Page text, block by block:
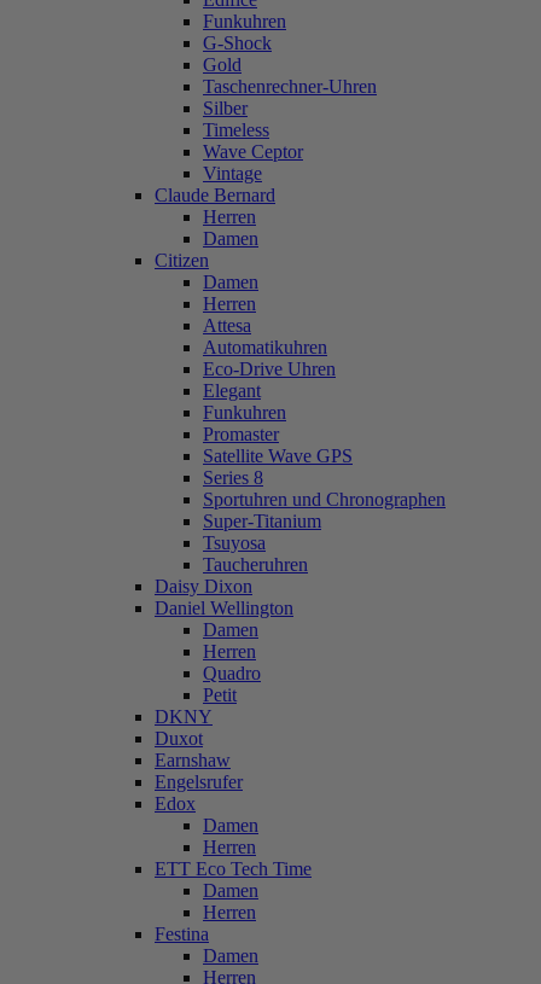
Funkuhren
G-Shock
Gold
Taschenrechner-Uhren
Silber
Timeless
Wave Ceptor
Vintage
Claude Bernard
Herren
Damen
Citizen
Damen
Herren
Attesa
Automatikuhren
Eco-Drive Uhren
Elegant
Funkuhren
Promaster
Satellite Wave GPS
Series 8
Sportuhren und Chronographen
Super-Titanium
Tsuyosa
Taucheruhren
Daisy Dixon
Daniel Wellington
Damen
Herren
Quadro
Petit
DKNY
Duxot
Earnshaw
Engelsrufer
Edox
Damen
Herren
ETT Eco Tech Time
Damen
Herren
Festina
Damen
Herren